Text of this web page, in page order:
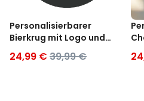
Personalisierbarer
Bierkrug mit Logo und
Gesicht
24,99 € 39,99 €